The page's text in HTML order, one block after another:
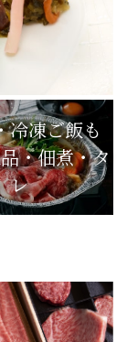
冷凍ご飯も
・佃煮・タ
レ